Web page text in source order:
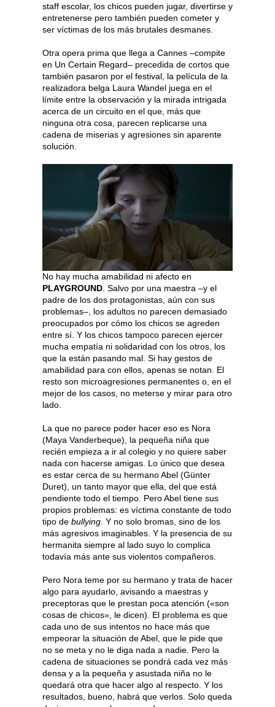
staff escolar, los chicos pueden jugar, divertirse y
entretenerse pero también pueden cometer y
ser víctimas de los más brutales desmanes.
Otra opera prima que llega a Cannes –compite
en Un Certain Regard– precedida de cortos que
también pasaron por el festival, la película de la
realizadora belga Laura Wandel juega en el
límite entre la observación y la mirada intrigada
acerca de un circuito en el que, más que
ninguna otra cosa, parecen replicarse una
cadena de miserias y agresiones sin aparente
solución.
No hay mucha amabilidad ni afecto en
PLAYGROUND . Salvo por una maestra –y el
padre de los dos protagonistas, aún con sus
problemas–, los adultos no parecen demasiado
preocupados por cómo los chicos se agreden
entre sí. Y los chicos tampoco parecen ejercer
mucha empatía ni solidaridad con los otros, los
que la están pasando mal. Si hay gestos de
amabilidad para con ellos, apenas se notan. El
resto son microagresiones permanentes o, en el
mejor de los casos, no meterse y mirar para otro
lado.
La que no parece poder hacer eso es Nora
(Maya Vanderbeque), la pequeña niña que
recién empieza a ir al colegio y no quiere saber
nada con hacerse amigas. Lo único que desea
es estar cerca de su hermano Abel (Günter
Duret), un tanto mayor que ella, del que está
pendiente todo el tiempo. Pero Abel tiene sus
propios problemas: es víctima constante de todo
tipo de bullying . Y no solo bromas, sino de los
más agresivos imaginables. Y la presencia de su
hermanita siempre al lado suyo lo complica
todavía más ante sus violentos compañeros.
Pero Nora teme por su hermano y trata de hacer
algo para ayudarlo, avisando a maestras y
preceptoras que le prestan poca atención («son
cosas de chicos», le dicen). El problema es que
cada uno de sus intentos no hace más que
empeorar la situación de Abel, que le pide que
no se meta y no le diga nada a nadie. Pero la
cadena de situaciones se pondrá cada vez más
densa y a la pequeña y asustada niña no le
quedará otra que hacer algo al respecto. Y los
resultados, bueno, habrá que verlos. Solo queda